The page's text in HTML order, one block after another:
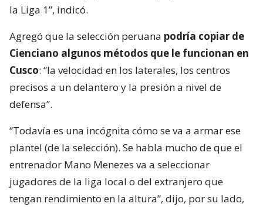
la Liga 1”, indicó.
Agregó que la selección peruana podría copiar de
Cienciano algunos métodos que le funcionan en
Cusco: “la velocidad en los laterales, los centros
precisos a un delantero y la presión a nivel de
defensa”.
“Todavía es una incógnita cómo se va a armar ese
plantel (de la selección). Se habla mucho de que el
entrenador Mano Menezes va a seleccionar
jugadores de la liga local o del extranjero que
tengan rendimiento en la altura”, dijo, por su lado,